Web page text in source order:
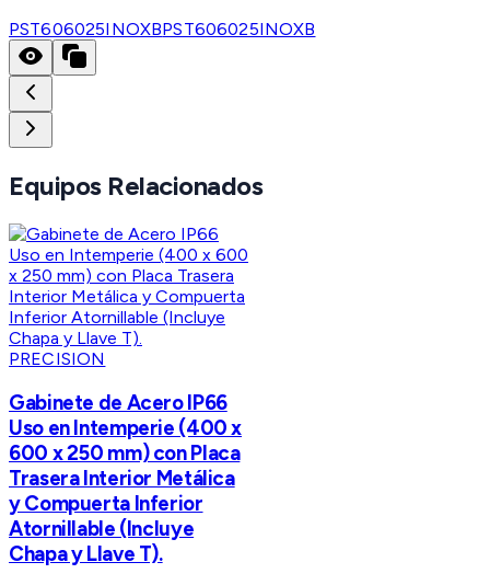
PST606025INOXBPST606025INOXB
Equipos Relacionados
PRECISION
Gabinete de Acero IP66
Uso en Intemperie (400 x
600 x 250 mm) con Placa
Trasera Interior Metálica
y Compuerta Inferior
Atornillable (Incluye
Chapa y Llave T).